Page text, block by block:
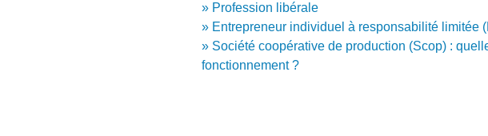
Profession libérale
Entrepreneur individuel à responsabilité limitée
Société coopérative de production (Scop) :
fonctionnement ?